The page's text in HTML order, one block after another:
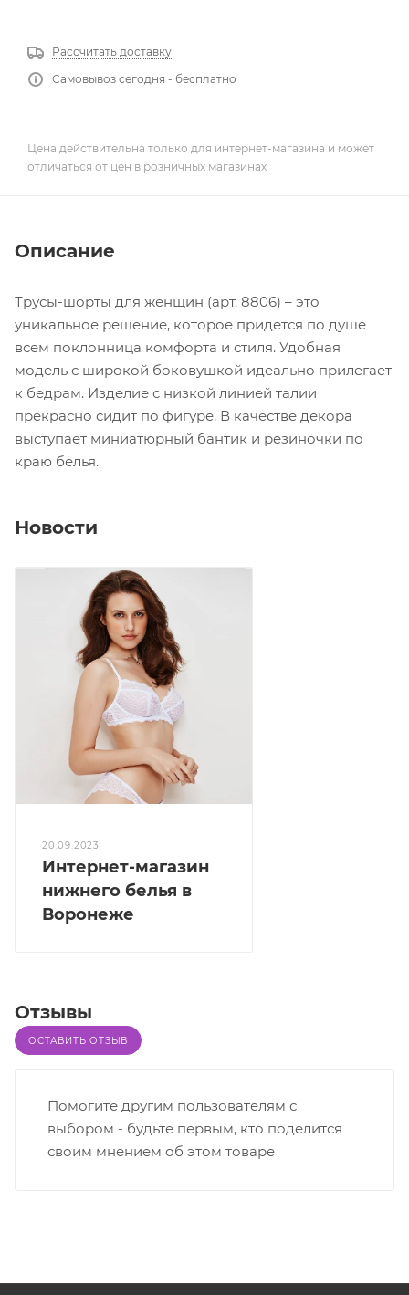
Рассчитать доставку
Самовывоз сегодня - бесплатно
Цена действительна только для интернет-магазина и может
отличаться от цен в розничных магазинах
Описание
Трусы-шорты для женщин (арт. 8806) – это
уникальное решение, которое придется по душе
всем поклонница комфорта и стиля. Удобная
модель с широкой боковушкой идеально прилегает
к бедрам. Изделие с низкой линией талии
прекрасно сидит по фигуре. В качестве декора
выступает миниатюрный бантик и резиночки по
краю белья.
Новости
20.09.2023
Интернет-магазин
нижнего белья в
Воронеже
Отзывы
ОСТАВИТЬ ОТЗЫВ
Помогите другим пользователям с
выбором - будьте первым, кто поделится
своим мнением об этом товаре